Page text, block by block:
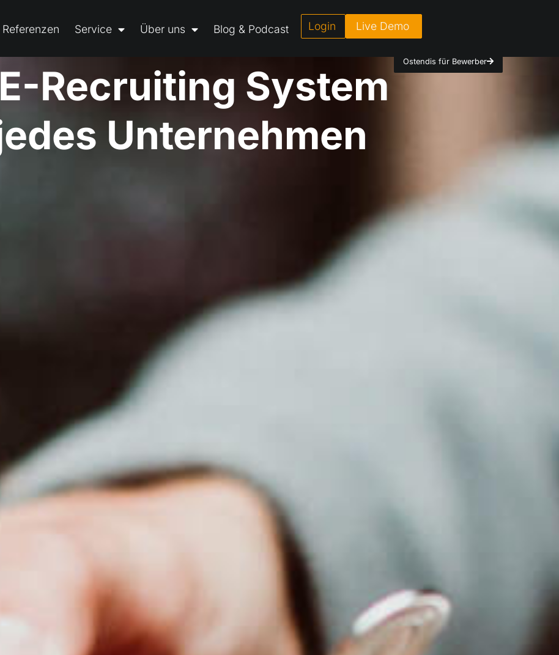
Referenzen Service Über uns Blog & Podcast Login Live Demo
Ostendis für Bewerber
omplizierteE-Recruiting
System